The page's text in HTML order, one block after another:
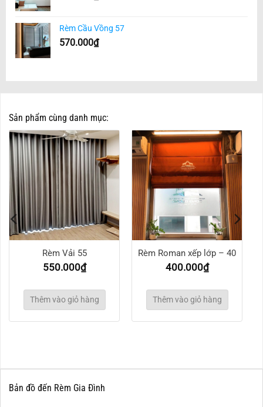
Rèm Cầu Vồng 57
570.000₫
Sản phẩm cùng danh mục:
Rèm Vải 55
550.000₫
Thêm vào giỏ hàng
Rèm Roman xếp lớp – 40
400.000₫
Thêm vào giỏ hàng
Bản đồ đến Rèm Gia Đình